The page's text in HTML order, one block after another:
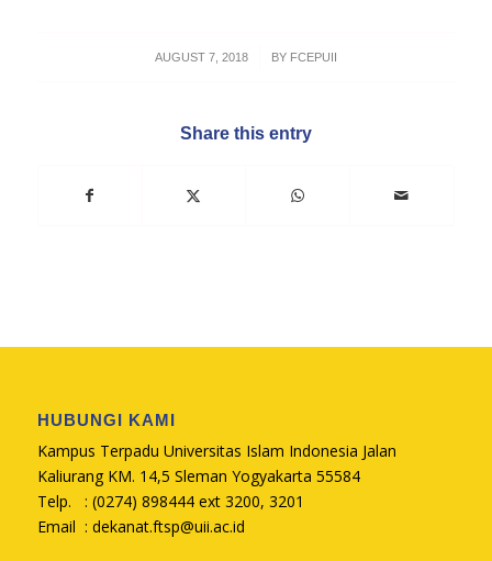
AUGUST 7, 2018
/ BY FCEPUII
Share this entry
HUBUNGI KAMI
Kampus Terpadu Universitas Islam Indonesia Jalan
Kaliurang KM. 14,5 Sleman Yogyakarta 55584
Telp. : (0274) 898444 ext 3200, 3201
Email : dekanat.ftsp@uii.ac.id